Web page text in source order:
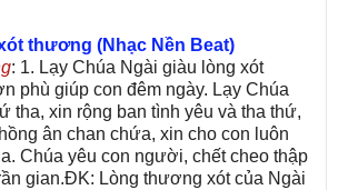
thương (Nhạc Nền Beat)
: 1. Lạy Chúa Ngài giàu lòng xót
phù giúp con đêm ngày. Lạy Chúa
tha, xin rộng ban tình yêu và tha thứ,
ân chan chứa, xin cho con luôn
Chúa yêu con người, chết cheo thập
gian.ĐK: Lòng thương xót của Ngài